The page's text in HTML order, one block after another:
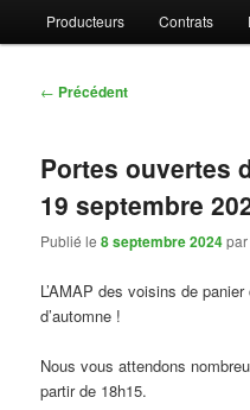
Producteurs Contrats
Navigation
← Précédent
Portes ouvertes
19 septembre
Publié le8 septembre 2024
L’AMAP des voisins de
d’automne !
Nous vous attendons
partir de 18h15.